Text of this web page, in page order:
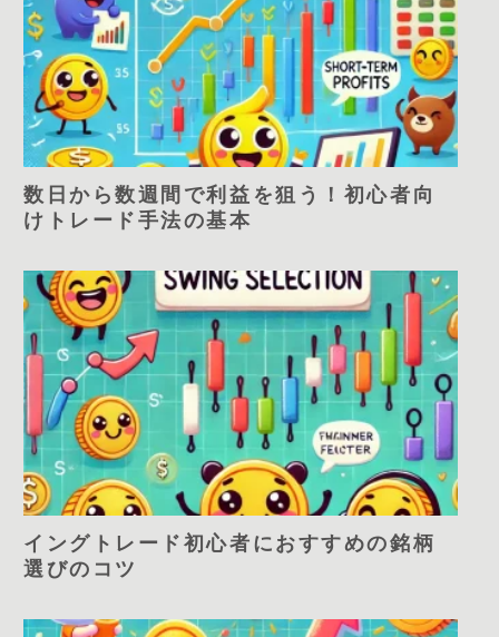
数日から数週間で利益を狙う！初心者向
けトレード手法の基本
イングトレード初心者におすすめの銘柄
選びのコツ